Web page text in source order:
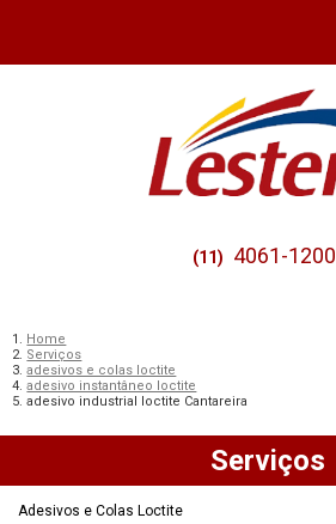
(11) 4061-1200
Home
Serviços
adesivos e colas loctite
adesivo instantâneo loctite
adesivo industrial loctite Cantareira
Serviços
Adesivos e Colas Loctite